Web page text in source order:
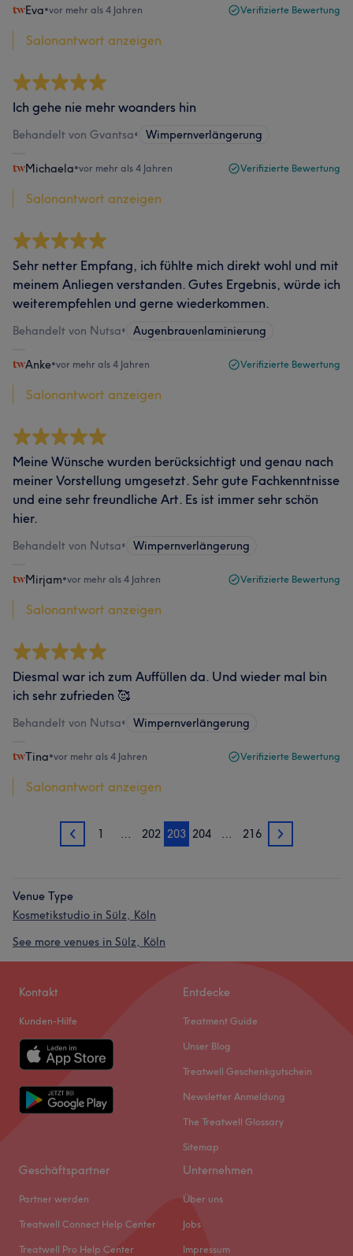
Eva•vor mehr als 4 Jahren Verifizierte Bewertung
Salonantwort anzeigen
Ich gehe nie mehr woanders hin
Behandelt von Gvantsa• Wimpernverlängerung
Michaela•vor mehr als 4 Jahren Verifizierte Bewertung
Salonantwort anzeigen
Sehr netter Empfang, ich fühlte mich direkt wohl und mit
meinem Anliegen verstanden. Gutes Ergebnis, würde ich
weiterempfehlen und gerne wiederkommen.
Behandelt von Nutsa• Augenbrauenlaminierung
Anke•vor mehr als 4 Jahren Verifizierte Bewertung
Salonantwort anzeigen
Meine Wünsche wurden berücksichtigt und genau nach
meiner Vorstellung umgesetzt. Sehr gute Fachkenntnisse
und eine sehr freundliche Art. Es ist immer sehr schön
hier.
Behandelt von Nutsa• Wimpernverlängerung
Mirjam•vor mehr als 4 Jahren Verifizierte Bewertung
Salonantwort anzeigen
Diesmal war ich zum Auffüllen da. Und wieder mal bin
ich sehr zufrieden 🥰
Behandelt von Nutsa• Wimpernverlängerung
Tina•vor mehr als 4 Jahren Verifizierte Bewertung
Salonantwort anzeigen
202 1 … 202 203 204 … 216 204
Venue Type
Kosmetikstudio in Sülz, Köln
See more venues in Sülz, Köln
Kontakt
Kunden-Hilfe
Entdecke
Treatment Guide
Unser Blog
Treatwell Geschenkgutschein
Newsletter Anmeldung
The Treatwell Glossary
Sitemap
Geschäftspartner
Partner werden
Treatwell Connect Help Center
Treatwell Pro Help Center
Unternehmen
Über uns
Jobs
Impressum